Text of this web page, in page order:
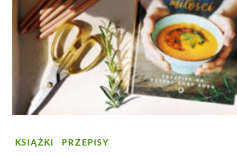
KSIĄŻKI PRZEPISY